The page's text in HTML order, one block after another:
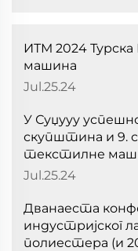
ИТМ 2024
машина
Jul.25.24
У Суџууу
скупштина и 9.
текстилне
Jul.25.24
Дванаеста
индустријског
полиестера (и